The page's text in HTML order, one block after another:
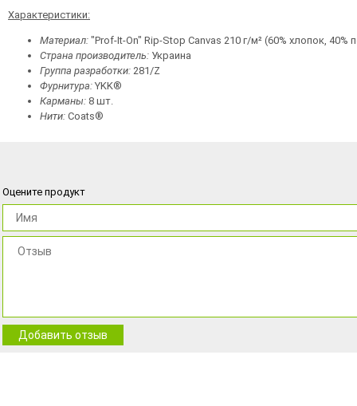
Характеристики:
Материал: "Prof-It-On" Rip-Stop Canvas 210 г/м² (60% хлопок, 40%
Страна производитель: Украина
Группа разработки: 281/Z
Фурнитура: YKK®
Карманы: 8 шт.
Нити: Coats®
Оцените продукт
Добавить отзыв